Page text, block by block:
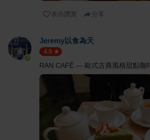
表示讚賞 分享
Jeremy以食為天
4.5
RAN CAFÉ — 歐式古典風格甜點咖